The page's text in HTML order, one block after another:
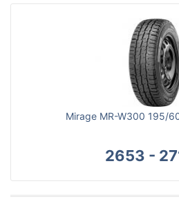
Mirage MR-W300 195/
2653 -